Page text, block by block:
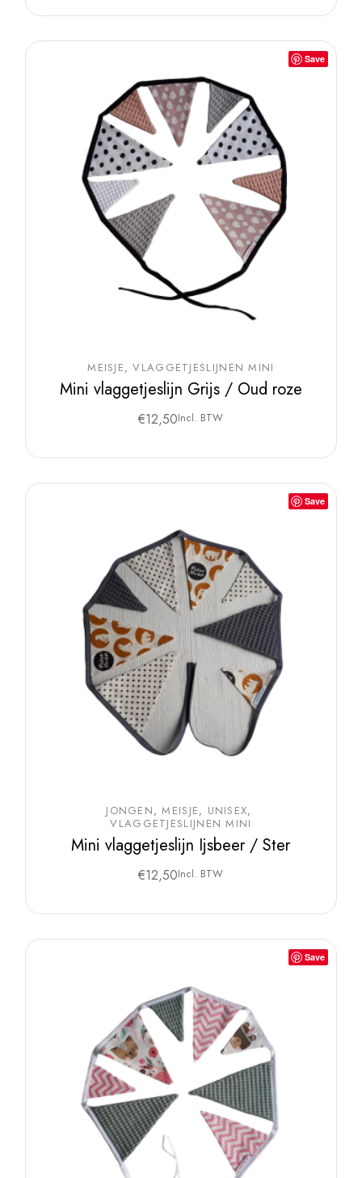
Save
MEISJE VLAGGETJESLIJNEN MINI
Mini vlaggetjeslijn Grijs / Oud roze
€12,50Incl. BTW
Save
JONGEN MEISJE
UNISEX
VLAGGETJESLIJNEN MINI
Mini vlaggetjeslijn Ijsbeer / Ster
€12,50Incl. BTW
Save